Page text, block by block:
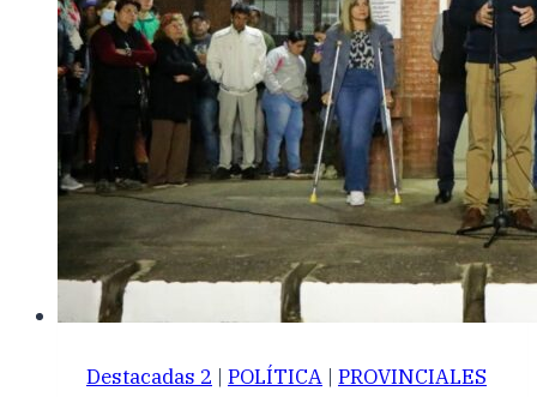
Destacadas 2 | POLÍTICA | PROVINCIALES